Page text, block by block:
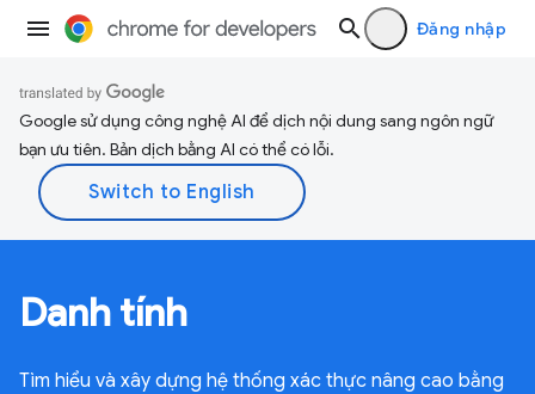
Đăng nhập
Google sử dụng công nghệ AI để dịch nội dung sang ngôn ngữ
bạn ưu tiên. Bản dịch bằng AI có thể có lỗi.
Danh tính
Tìm hiểu và xây dựng hệ thống xác thực nâng cao bằng